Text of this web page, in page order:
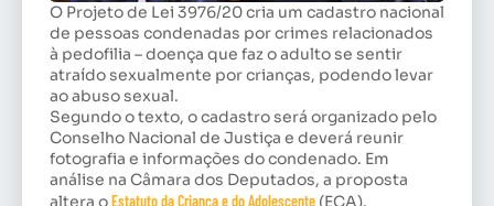
O Projeto de Lei 3976/20 cria um cadastro nacional
de pessoas condenadas por crimes relacionados
à pedofilia – doença que faz o adulto se sentir
atraído sexualmente por crianças, podendo levar
ao abuso sexual.
Segundo o texto, o cadastro será organizado pelo
Conselho Nacional de Justiça e deverá reunir
fotografia e informações do condenado. Em
análise na Câmara dos Deputados, a proposta
altera oEstatuto da Criança e do Adolescente (ECA).